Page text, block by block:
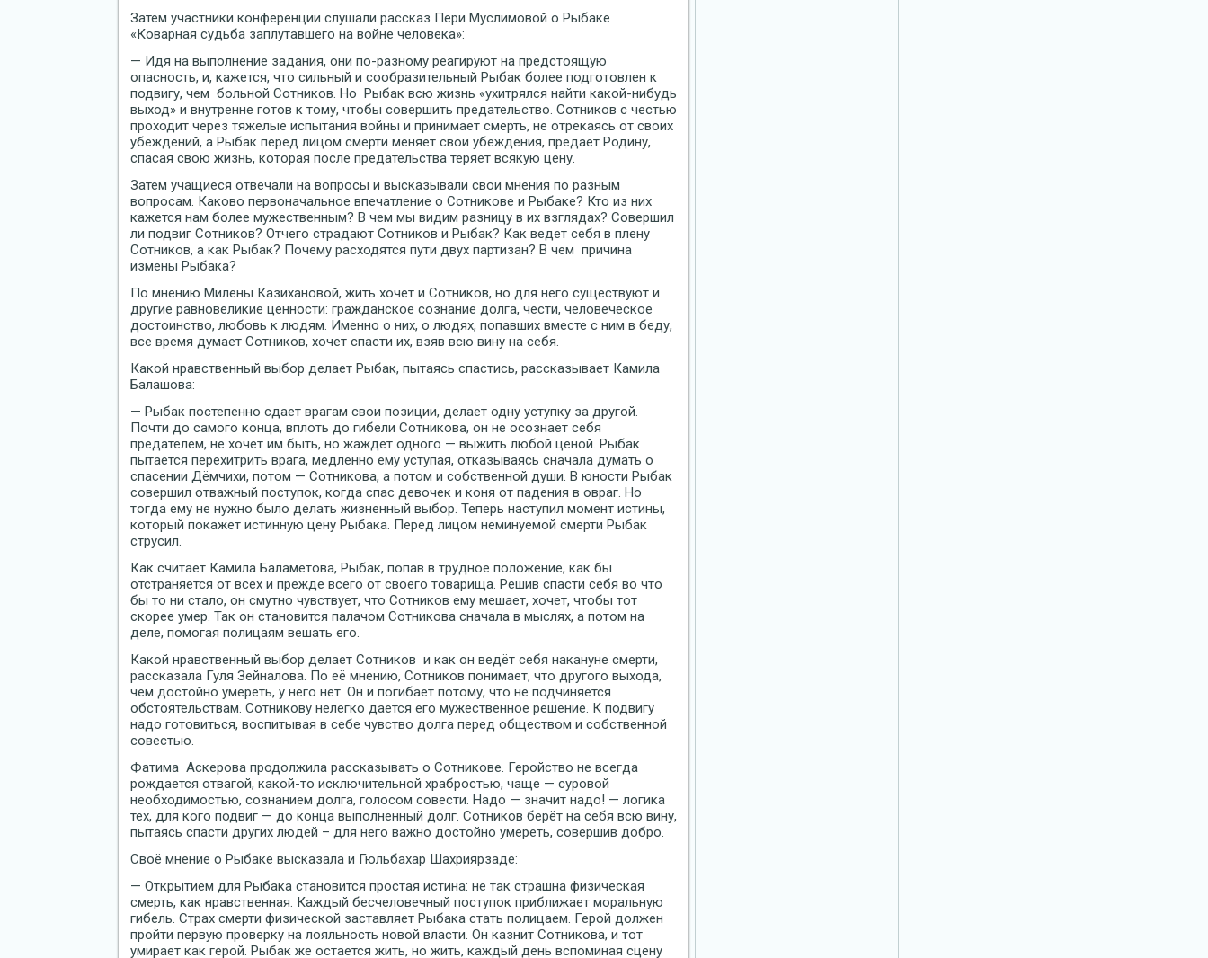
Затем участники конференции слушали рассказ Пери Муслимовой о Рыбаке
«Коварная судьба заплутавшего на войне человека»:
— Идя на выполнение задания, они по-разному реагируют на предстоящую
опасность, и, кажется, что сильный и сообразительный Рыбак более подготовлен к
подвигу, чем больной Сотников. Но Рыбак всю жизнь «ухитрялся найти какой-нибудь
выход» и внутренне готов к тому, чтобы совершить предательство. Сотников с честью
проходит через тяжелые испытания войны и принимает смерть, не отрекаясь от своих
убеждений, а Рыбак перед лицом смерти меняет свои убеждения, предает Родину,
спасая свою жизнь, которая после предательства теряет всякую цену.
Затем учащиеся отвечали на вопросы и высказывали свои мнения по разным
вопросам. Каково первоначальное впечатление о Сотникове и Рыбаке? Кто из них
кажется нам более мужественным? В чем мы видим разницу в их взглядах? Совершил
ли подвиг Сотников? Отчего страдают Сотников и Рыбак? Как ведет себя в плену
Сотников, а как Рыбак? Почему расходятся пути двух партизан? В чем причина
измены Рыбака?
По мнению Милены Казихановой, жить хочет и Сотников, но для него существуют и
другие равновеликие ценности: гражданское сознание долга, чести, человеческое
достоинство, любовь к людям. Именно о них, о людях, попавших вместе с ним в беду,
все время думает Сотников, хочет спасти их, взяв всю вину на себя.
Какой нравственный выбор делает Рыбак, пытаясь спастись, рассказывает Камила
Балашова:
— Рыбак постепенно сдает врагам свои позиции, делает одну уступку за другой.
Почти до самого конца, вплоть до гибели Сотникова, он не осознает себя
предателем, не хочет им быть, но жаждет одного — выжить любой ценой. Рыбак
пытается перехитрить врага, медленно ему уступая, отказываясь сначала думать о
спасении Дёмчихи, потом — Сотникова, а потом и собственной души. В юности Рыбак
совершил отважный поступок, когда спас девочек и коня от падения в овраг. Но
тогда ему не нужно было делать жизненный выбор. Теперь наступил момент истины,
который покажет истинную цену Рыбака. Перед лицом неминуемой смерти Рыбак
струсил.
Как считает Камила Баламетова, Рыбак, попав в трудное положение, как бы
отстраняется от всех и прежде всего от своего товарища. Решив спасти себя во что
бы то ни стало, он смутно чувствует, что Сотников ему мешает, хочет, чтобы тот
скорее умер. Так он становится палачом Сотникова сначала в мыслях, а потом на
деле, помогая полицаям вешать его.
Какой нравственный выбор делает Сотников и как он ведёт себя накануне смерти,
рассказала Гуля Зейналова. По её мнению, Сотников понимает, что другого выхода,
чем достойно умереть, у него нет. Он и погибает потому, что не подчиняется
обстоятельствам. Сотникову нелегко дается его мужественное решение. К подвигу
надо готовиться, воспитывая в себе чувство долга перед обществом и собственной
совестью.
Фатима Аскерова продолжила рассказывать о Сотникове. Геройство не всегда
рождается отвагой, какой-то исключительной храбростью, чаще — суровой
необходимостью, сознанием долга, голосом совести. Надо — значит надо! — логика
тех, для кого подвиг — до конца выполненный долг. Сотников берёт на себя всю вину,
пытаясь спасти других людей – для него важно достойно умереть, совершив добро.
Своё мнение о Рыбаке высказала и Гюльбахар Шахриярзаде:
— Открытием для Рыбака становится простая истина: не так страшна физическая
смерть, как нравственная. Каждый бесчеловечный поступок приближает моральную
гибель. Страх смерти физической заставляет Рыбака стать полицаем. Герой должен
пройти первую проверку на лояльность новой власти. Он казнит Сотникова, и тот
умирает как герой. Рыбак же остается жить, но жить, каждый день вспоминая сцену